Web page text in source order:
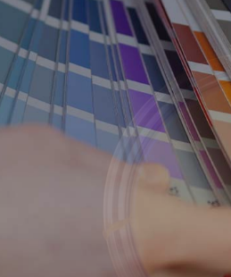
projets